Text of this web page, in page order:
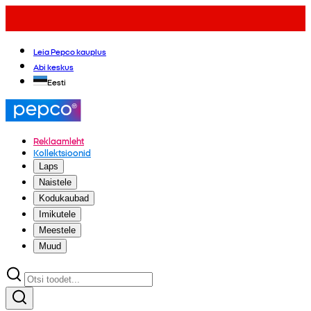
Leia Pepco kauplus
Abi keskus
Eesti
Reklaamleht
Kollektsioonid
Laps
Naistele
Kodukaubad
Imikutele
Meestele
Muud